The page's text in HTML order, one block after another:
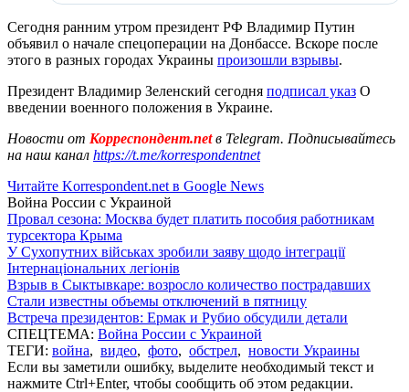
Сегодня ранним утром президент РФ Владимир Путин
объявил о начале спецоперации на Донбассе. Вскоре после
этого в разных городах Украины произошли взрывы.
Президент Владимир Зеленский сегодня подписал указ О
введении военного положения в Украине.
Новости от Корреспондент.netв Telegram. Подписывайтесь
на наш канал https://t.me/korrespondentnet
Читайте Korrespondent.net в Google News
Война России с Украиной
Провал сезона: Москва будет платить пособия работникам
турсектора Крыма
У Сухопутних військах зробили заяву щодо інтеграції
Інтернаціональних легіонів
Взрыв в Сыктывкаре: возросло количество пострадавших
Стали известны объемы отключений в пятницу
Встреча президентов: Ермак и Рубио обсудили детали
СПЕЦТЕМА: Война России с Украиной
ТЕГИ: война, видео, фото, обстрел, новости Украины
Если вы заметили ошибку, выделите необходимый текст и
нажмите Ctrl+Enter, чтобы сообщить об этом редакции.